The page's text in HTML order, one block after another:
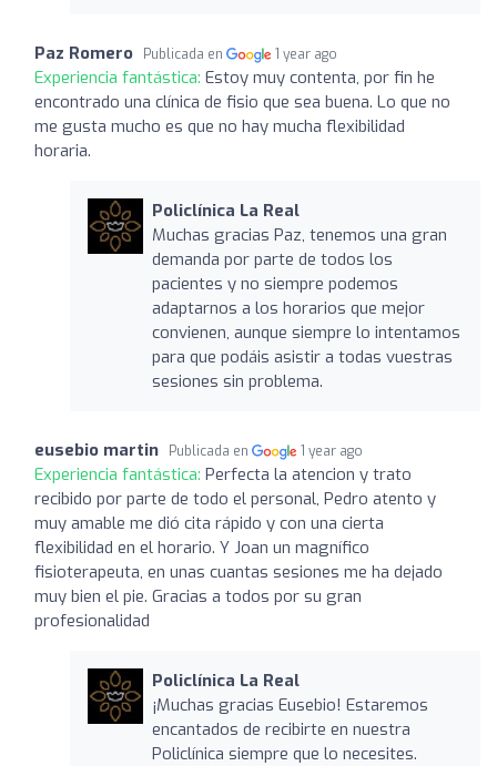
Paz Romero Publicada en 1 year ago
Experiencia fantástica: Estoy muy contenta, por fin he
encontrado una clínica de fisio que sea buena. Lo que no
me gusta mucho es que no hay mucha flexibilidad
horaria.
Policlínica La Real
Muchas gracias Paz, tenemos una gran
demanda por parte de todos los
pacientes y no siempre podemos
adaptarnos a los horarios que mejor
convienen, aunque siempre lo intentamos
para que podáis asistir a todas vuestras
sesiones sin problema.
eusebio martin Publicada en 1 year ago
Experiencia fantástica: Perfecta la atencion y trato
recibido por parte de todo el personal, Pedro atento y
muy amable me dió cita rápido y con una cierta
flexibilidad en el horario. Y Joan un magnífico
fisioterapeuta, en unas cuantas sesiones me ha dejado
muy bien el pie. Gracias a todos por su gran
profesionalidad
Policlínica La Real
¡Muchas gracias Eusebio! Estaremos
encantados de recibirte en nuestra
Policlínica siempre que lo necesites.